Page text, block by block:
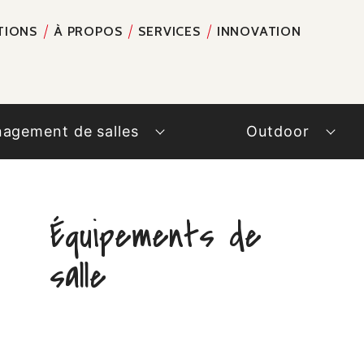
À PROPOS SERVICES INNOVATION
de salles Outdoor
Équipements de
salle